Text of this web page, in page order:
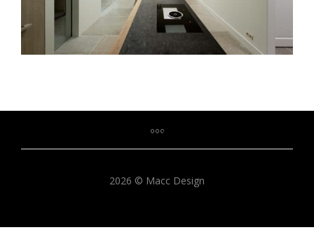
2026 © Macc Design